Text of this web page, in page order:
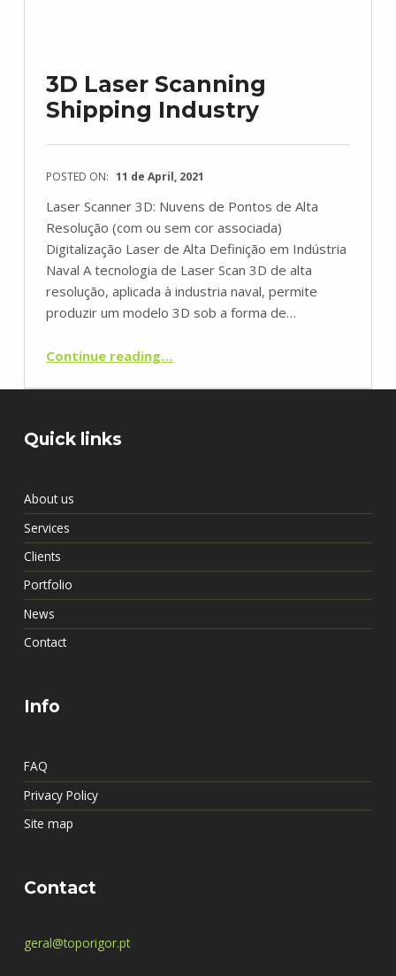
3D Laser Scanning
Shipping Industry
POSTED ON: 11 de April, 2021
Laser Scanner 3D: Nuvens de Pontos de Alta
Resolução (com ou sem cor associada)
Digitalização Laser de Alta Definição em Indústria
Naval A tecnologia de Laser Scan 3D de alta
resolução, aplicada à industria naval, permite
produzir um modelo 3D sob a forma de…
Continue reading…
Quick links
About us
Services
Clients
Portfolio
News
Contact
Info
FAQ
Privacy Policy
Site map
Contact
geral@toporigor.pt